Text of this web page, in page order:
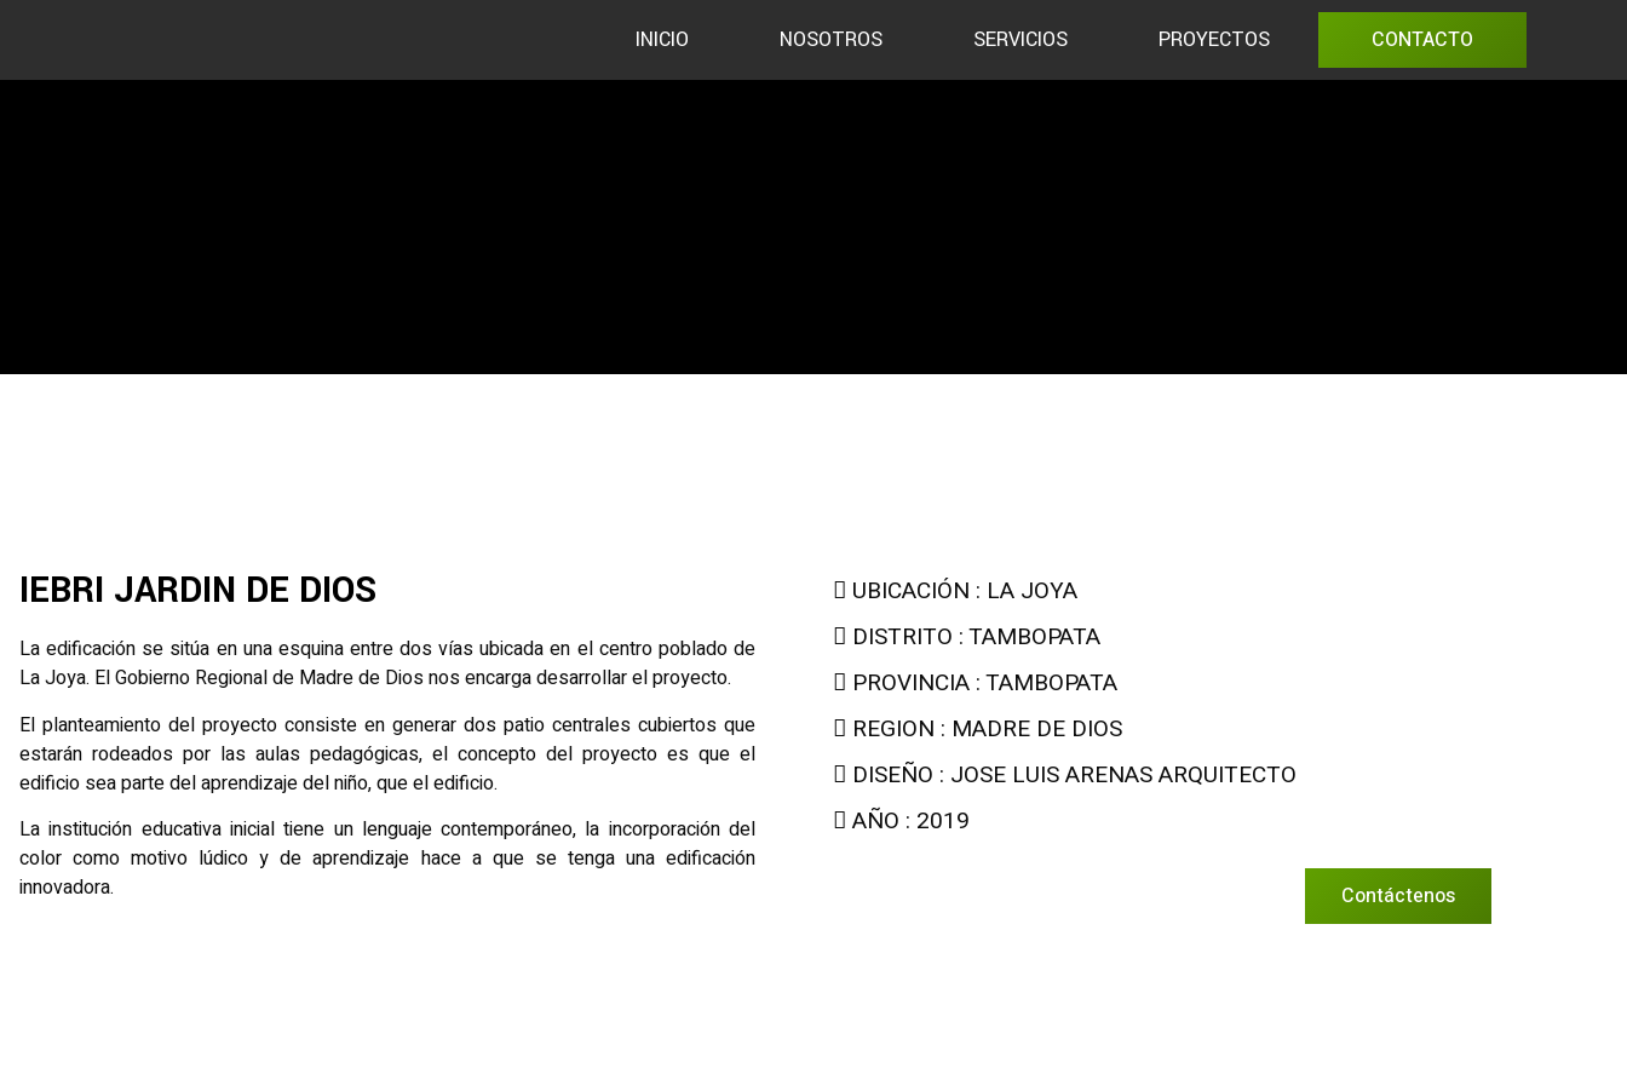
INICIO NOSOTROS SERVICIOS PROYECTOS CONTACTO
IEBRI JARDIN DE DIOS
La edificación se sitúa en una esquina entre dos vías ubicada en el centro poblado de
La Joya. El Gobierno Regional de Madre de Dios nos encarga desarrollar el proyecto.
El planteamiento del proyecto consiste en generar dos patio centrales cubiertos que
estarán rodeados por las aulas pedagógicas, el concepto del proyecto es que el
edificio sea parte del aprendizaje del niño, que el edificio.
La institución educativa inicial tiene un lenguaje contemporáneo, la incorporación del
color como motivo lúdico y de aprendizaje hace a que se tenga una edificación
innovadora.
UBICACIÓN : LA JOYA
DISTRITO : TAMBOPATA
PROVINCIA : TAMBOPATA
REGION : MADRE DE DIOS
DISEÑO : JOSE LUIS ARENAS ARQUITECTO
AÑO : 2019
Contáctenos